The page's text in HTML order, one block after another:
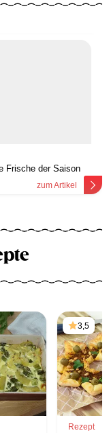
Frische der Saison
zum Artikel
3,5
Rezept